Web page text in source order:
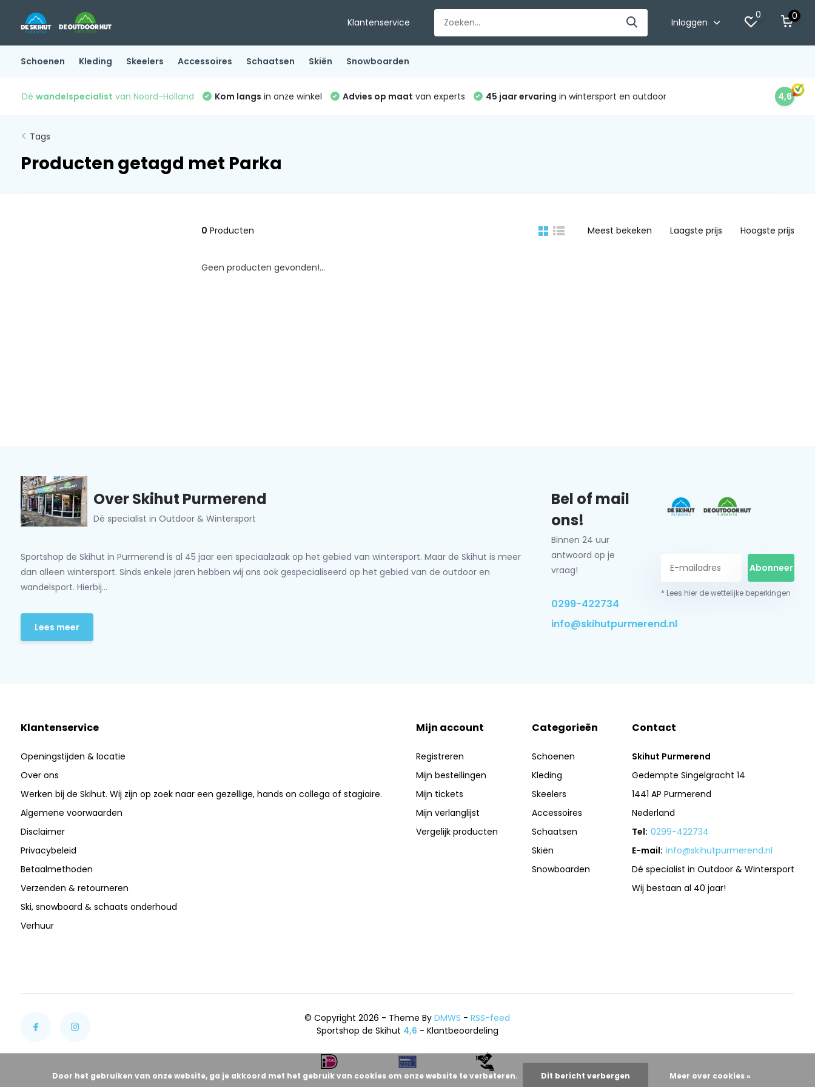
Klantenservice Inloggen
0 0
Schoenen Kleding Skeelers Accessoires Schaatsen Skiën Snowboarden
Dé wandelspecialist van Noord-Holland Kom langs in onze winkel Advies op maat van experts 45 jaar ervaring in wintersport en outdoor 4,6
Tags
Producten getagd met Parka
0 Producten Meest bekeken Laagste prijs Hoogste prijs
Geen producten gevonden!...
Over Skihut Purmerend
Dé specialist in Outdoor & Wintersport
Sportshop de Skihut in Purmerend is al 45 jaar een speciaalzaak op het gebied van wintersport. Maar de Skihut is meer
dan alleen wintersport. Sinds enkele jaren hebben wij ons ook gespecialiseerd op het gebied van de outdoor en
wandelsport. Hierbij...
Lees meer
Bel of mail
ons!
Binnen 24 uur
antwoord op je
vraag!
0299-422734
info@skihutpurmerend.nl
Abonneer
* Lees hier de wettelijke beperkingen
Klantenservice
Openingstijden & locatie
Over ons
Werken bij de Skihut. Wij zijn op zoek naar een gezellige, hands on collega of stagiaire.
Algemene voorwaarden
Disclaimer
Privacybeleid
Betaalmethoden
Verzenden & retourneren
Ski, snowboard & schaats onderhoud
Verhuur
Mijn account
Registreren
Mijn bestellingen
Mijn tickets
Mijn verlanglijst
Vergelijk producten
Categorieën
Schoenen
Kleding
Skeelers
Accessoires
Schaatsen
Skiën
Snowboarden
Contact
Skihut Purmerend
Gedempte Singelgracht 14
1441 AP Purmerend
Nederland
Tel: 0299-422734
E-mail: info@skihutpurmerend.nl
Dé specialist in Outdoor & Wintersport
Wij bestaan al 40 jaar!
© Copyright 2026 - Theme ByDMWS -RSS-feed
Sportshop de Skihut 4,6 - Klantbeoordeling
Door het gebruiken van onze website, ga je akkoord met het gebruik van cookies om onze website te verbeteren. Dit bericht verbergen Meer over cookies »